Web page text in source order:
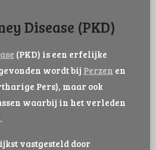
Disease (PKD)
(PKD) is een erfelijke
wordt bij Perzen en
Pers), maar ook
waarbij in het verleden
vastgesteld door